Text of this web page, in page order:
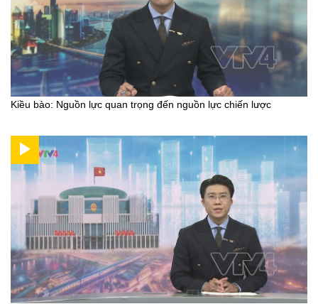
Kiều bào: Nguồn lực quan trọng đến nguồn lực chiến lược